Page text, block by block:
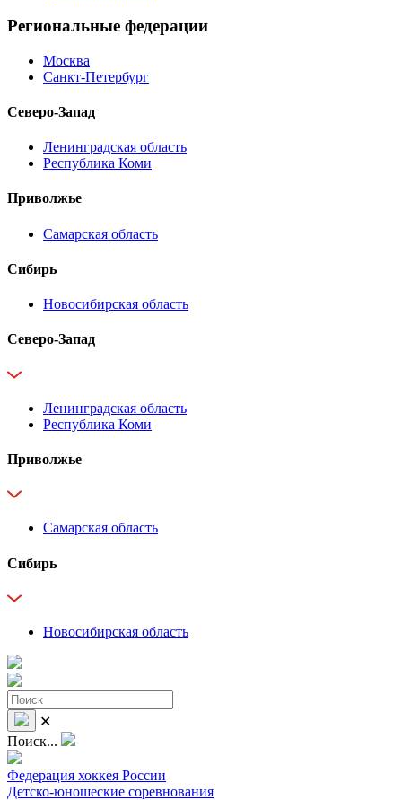
Региональные федерации
Москва
Санкт-Петербург
Северо-Запад
Ленинградская область
Республика Коми
Приволжье
Самарская область
Сибирь
Новосибирская область
Северо-Запад
Ленинградская область
Республика Коми
Приволжье
Самарская область
Сибирь
Новосибирская область
✕
Поиск...
Федерация хоккея России
Детско-юношеские соревнования